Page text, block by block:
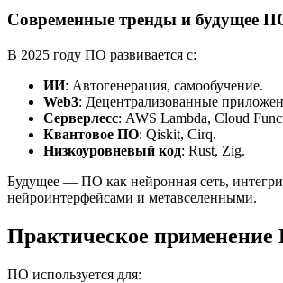
Современные тренды и будущее
В 2025 году ПО развивается с:
ИИ: Автогенерация, самообучение.
Web3: Децентрализованные
Серверлесс: AWS Lambda, Cloud
Квантовое ПО: Qiskit, Cirq.
Низкоуровневый код: Rust, Zig.
Будущее — ПО как нейронная сеть,
нейроинтерфейсами и метавселенными.
Практическое
ПО используется для: